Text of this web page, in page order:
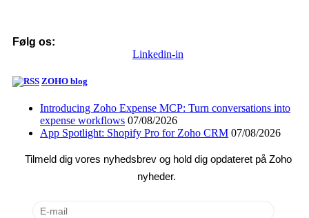
Følg os:
Linkedin-in
ZOHO blog
Introducing Zoho Expense MCP: Turn conversations into
expense workflows 07/08/2026
App Spotlight: Shopify Pro for Zoho CRM 07/08/2026
Tilmeld dig vores nyhedsbrev og hold dig opdateret på Zoho
nyheder.